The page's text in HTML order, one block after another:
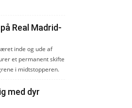
Real Madrid-
inde og ude af
et permanent skifte
i midtstopperen.
med dyr